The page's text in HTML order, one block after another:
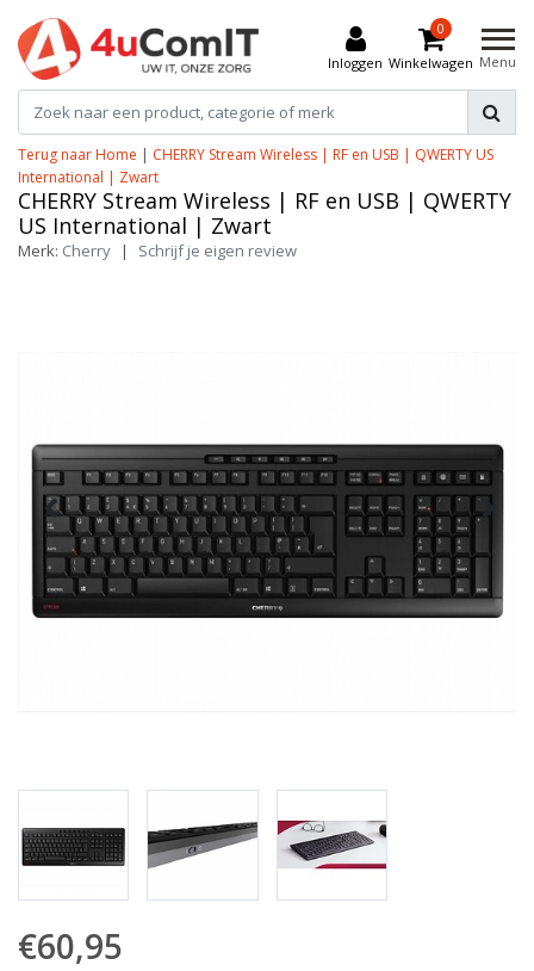
Inloggen
0
Winkelwagen Menu
Terug naar Home | CHERRY Stream Wireless | RF en USB | QWERTY US
International | Zwart
CHERRY Stream Wireless | RF en USB | QWERTY
US International | Zwart
Merk: Cherry | Schrijf je eigen review
€60,95